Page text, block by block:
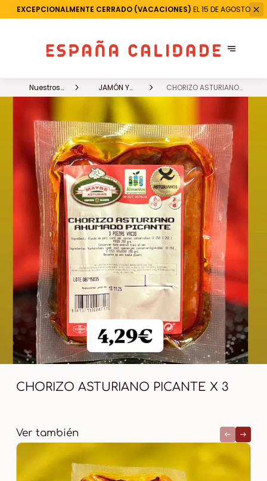
EXCEPCIONALMENTE CERRADO (VACACIONES) EL 15 DE AGOSTO
Nuestros
productos
JAMÓN Y
CHARCUTERIA
CHORIZO ASTURIANO
PICANTE X 3
CHORIZO ASTURIANO PICANTE X 3
Ver también